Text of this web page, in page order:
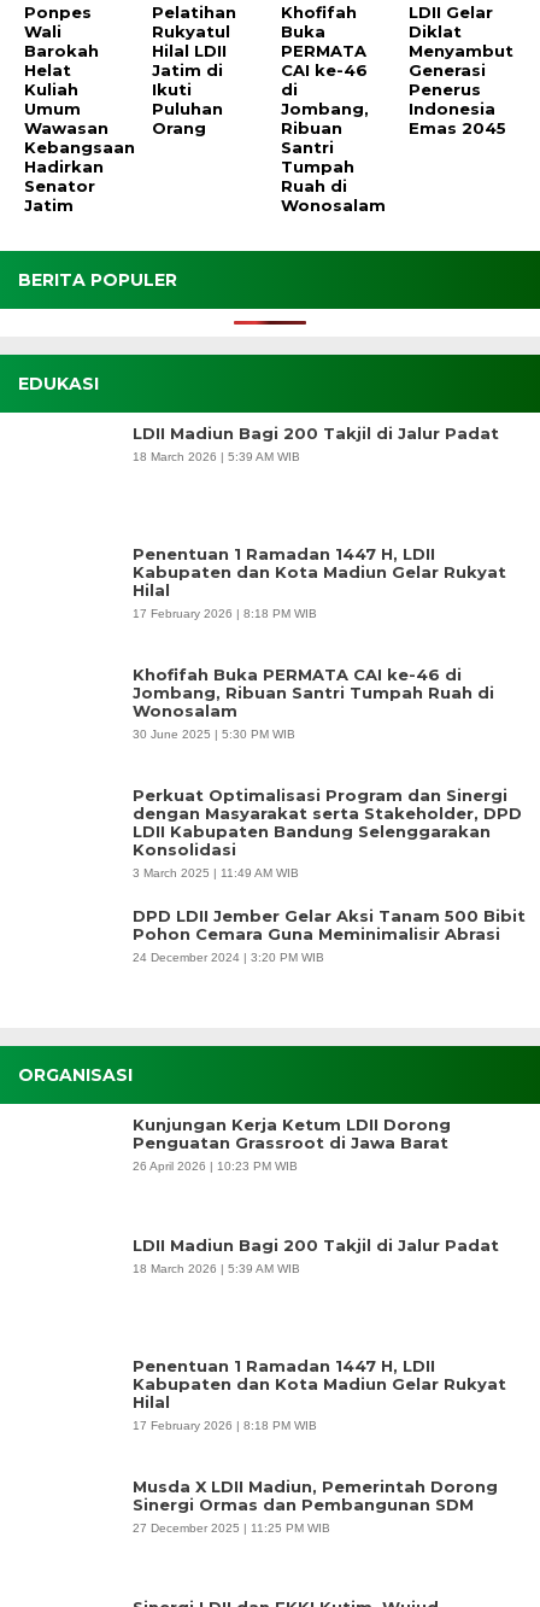
Ponpes
Wali
Barokah
Helat
Kuliah
Umum
Wawasan
Kebangsaan
Hadirkan
Senator
Jatim
Pelatihan
Rukyatul
Hilal LDII
Jatim di
Ikuti
Puluhan
Orang
Khofifah
Buka
PERMATA
CAI ke-46
di
Jombang,
Ribuan
Santri
Tumpah
Ruah di
Wonosalam
LDII Gelar
Diklat
Menyambut
Generasi
Penerus
Indonesia
Emas 2045
BERITA POPULER
EDUKASI
LDII Madiun Bagi 200 Takjil di Jalur Padat
18 March 2026 | 5:39 AM WIB
Penentuan 1 Ramadan 1447 H, LDII
Kabupaten dan Kota Madiun Gelar Rukyat
Hilal
17 February 2026 | 8:18 PM WIB
Khofifah Buka PERMATA CAI ke-46 di
Jombang, Ribuan Santri Tumpah Ruah di
Wonosalam
30 June 2025 | 5:30 PM WIB
Perkuat Optimalisasi Program dan Sinergi
dengan Masyarakat serta Stakeholder, DPD
LDII Kabupaten Bandung Selenggarakan
Konsolidasi
3 March 2025 | 11:49 AM WIB
DPD LDII Jember Gelar Aksi Tanam 500 Bibit
Pohon Cemara Guna Meminimalisir Abrasi
24 December 2024 | 3:20 PM WIB
ORGANISASI
Kunjungan Kerja Ketum LDII Dorong
Penguatan Grassroot di Jawa Barat
26 April 2026 | 10:23 PM WIB
LDII Madiun Bagi 200 Takjil di Jalur Padat
18 March 2026 | 5:39 AM WIB
Penentuan 1 Ramadan 1447 H, LDII
Kabupaten dan Kota Madiun Gelar Rukyat
Hilal
17 February 2026 | 8:18 PM WIB
Musda X LDII Madiun, Pemerintah Dorong
Sinergi Ormas dan Pembangunan SDM
27 December 2025 | 11:25 PM WIB